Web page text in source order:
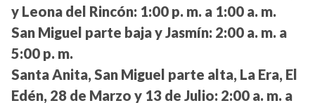
y Leona del Rincón: 1:00 p. m. a 1:00 a. m.
San Miguel parte baja y Jasmín: 2:00 a. m. a
5:00 p. m.
Santa Anita, San Miguel parte alta, La Era, El
Edén, 28 de Marzo y 13 de Julio: 2:00 a. m. a